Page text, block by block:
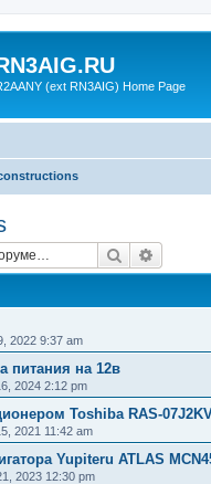
(ext RN3AIG) Home Page
Поиск
2022 9:37 am
питания на 12в
2024 2:12 pm
Toshiba RAS-
2021 11:42 am
Yupiteru ATLAS
2023 12:30 pm